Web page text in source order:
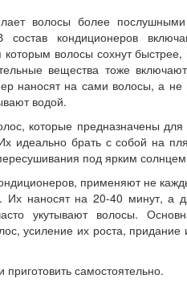
волосы более
кондиционеров
волосы сохнут быстрее,
вещества тоже
наносят на сами волосы, а не
водой.
которые предназначены для
идеально брать с собой на
под ярким
применяют не
Их наносят на 20-40 минут, а
укутывают волосы.
усиление их роста, придание
самостоятельно.